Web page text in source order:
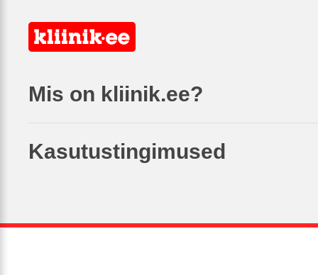
Mis on kliinik.ee?
Kasutustingimused